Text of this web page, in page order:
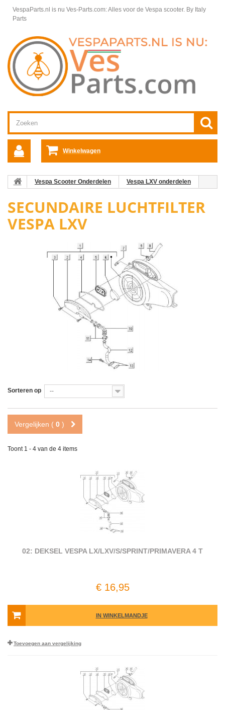
VespaParts.nl is nu Ves-Parts.com: Alles voor de Vespa scooter. By Italy
Parts
Winkelwagen
Vespa Scooter Onderdelen
Vespa LXV onderdelen
SECUNDAIRE LUCHTFILTER
VESPA LXV
Sorteren op --
Vergelijken ( 0 )
Toont 1 - 4 van de 4 items
02: DEKSEL VESPA LX/LXV/S/SPRINT/PRIMAVERA 4 T
€ 16,95
IN WINKELMANDJE
Toevoegen aan vergelijking